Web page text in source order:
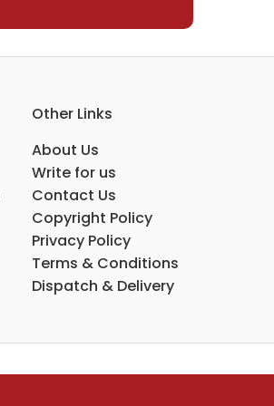
Other Links
About Us
Write for us
Contact Us
Copyright Policy
Privacy Policy
Terms & Conditions
Dispatch & Delivery